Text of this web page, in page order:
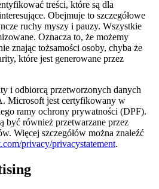
treści, które są dla
Obejmuje to szczegółowe
ruchy myszy i pauzy. Wszystkie
Oznacza to, że możemy
znając tożsamości osoby, chyba że
które jest generowane przez
i odbiorcą przetworzonych danych
Microsoft jest certyfikowany w
ramy ochrony prywatności (DPF).
być również przetwarzane przez
Więcej szczegółów można znaleźć
privacy/privacystatement.